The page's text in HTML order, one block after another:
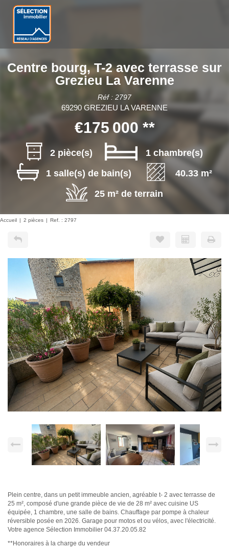
Centre bourg, T-2 avec terrasse sur
Grezieu La Varenne
Réf : 2797
69290 GREZIEU LA VARENNE
€175 000 **
2 pièce(s)
1 chambre(s)
1 salle(s) de bain(s)
40.33 m²
25 m² de terrain
Accueil 2 pièces Ref. : 2797
Plein centre, dans un petit immeuble ancien, agréable t- 2 avec terrasse de
25 m², composé d'une grande pièce de vie de 28 m² avec cuisine US
équipée, 1 chambre, une salle de bains. Chauffage par pompe à chaleur
réversible posée en 2026. Garage pour motos et ou vélos, avec l'électricité.
Votre agence Sélection Immobilier 04.37.20.05.82
**Honoraires à la charge du vendeur